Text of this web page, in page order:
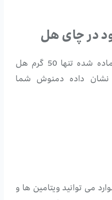
در چای هل
اگر شما درون چای هل آماده شده تنها 50 گرم هل
نشان داده دمنوش شما
می توانید ویتامین ها و